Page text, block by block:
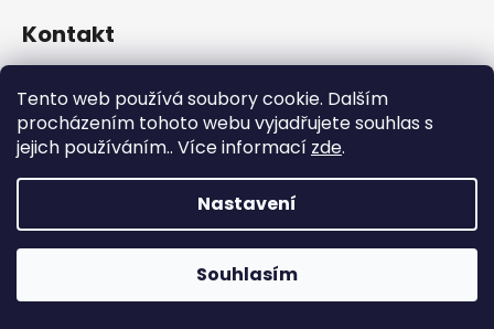
Tento web používá soubory cookie. Dalším
procházením tohoto webu vyjadřujete souhlas s
jejich používáním.. Více informací zde.
Nastavení
Souhlasím
Kontakt
+420 222 316 990
https://www.facebook.com/cskarlin
Copyright 2026Concept Store Karlín. Všechna práva
Upravit nastavení cookies